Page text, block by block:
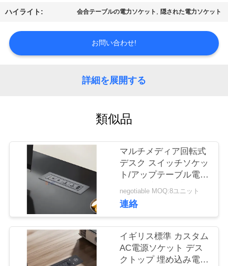
工
場
旅
管
達
ハイライト: 会合テーブルの電力ソケット ,隠された電力ソケット
お問い合わせ!
詳細を展開する
類似品
マルチメディア回転式
デスク スイッチソケッ
ト/アップテーブル電源
出口/会議テーブルパネ
ル 設置プラグ
negotiable MOQ:8ユニット
連絡
イギリス標準 カスタム
AC電源ソケット デス
クトップ 埋め込み電気